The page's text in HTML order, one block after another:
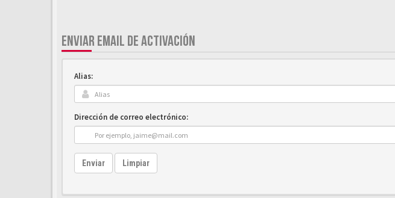
ENVIAR EMAIL DE ACTIVACIÓN
Alias:
Dirección de correo electrónico:
Enviar Limpiar